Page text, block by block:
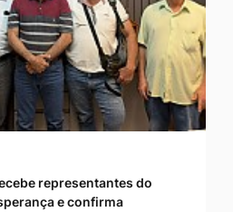
representantes do
e confirma